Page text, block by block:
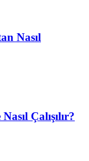
Nasıl
Çalışılır?